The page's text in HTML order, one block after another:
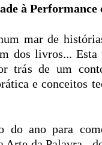
à Performance
mar de
dos livros... Esta
trás de um
e conceitos
do ano para